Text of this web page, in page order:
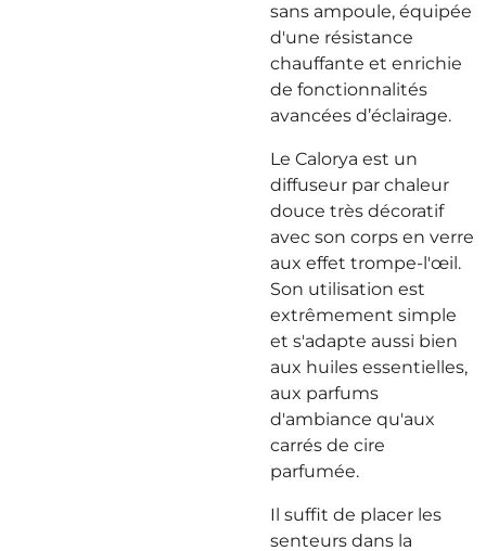
sans ampoule, équipée
d'une résistance
chauffante et enrichie
de fonctionnalités
avancées d’éclairage.
Le Calorya est un
diffuseur par chaleur
douce très décoratif
avec son corps en verre
aux effet trompe-l'œil.
Son utilisation est
extrêmement simple
et s'adapte aussi bien
aux huiles essentielles,
aux parfums
d'ambiance qu'aux
carrés de cire
parfumée.
Il suffit de placer les
senteurs dans la